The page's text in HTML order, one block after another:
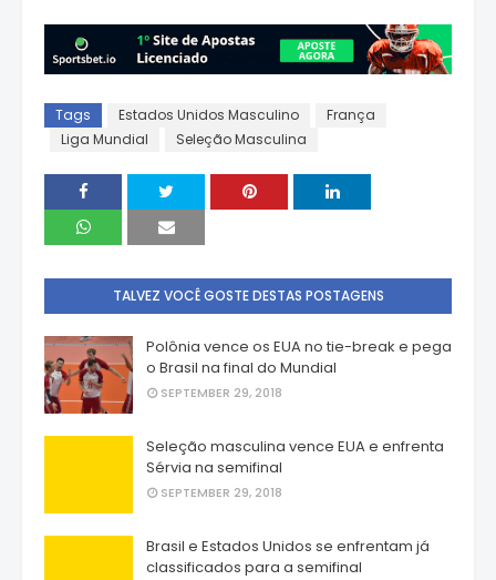
Tags Estados Unidos Masculino
França
Liga Mundial
Seleção Masculina
TALVEZ VOCÊ GOSTE DESTAS POSTAGENS
Polônia vence os EUA no tie-break e pega
o Brasil na final do Mundial
SEPTEMBER 29, 2018
Seleção masculina vence EUA e enfrenta
Sérvia na semifinal
SEPTEMBER 29, 2018
Brasil e Estados Unidos se enfrentam já
classificados para a semifinal